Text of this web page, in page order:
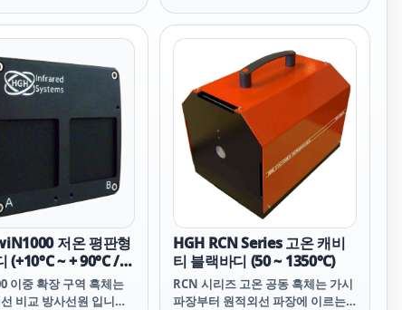
저온 평판형
(+10°C ~ + 90°C /
이중 확장 구역 흑체는
비교 방사선원 입니다.
HGH RCN Series 고온 캐비
티 블랙바디 (50 ~ 1350℃)
RCN 시리즈 고온 공동 흑체는 가시
파장부터 원적외선 파장에 이르는